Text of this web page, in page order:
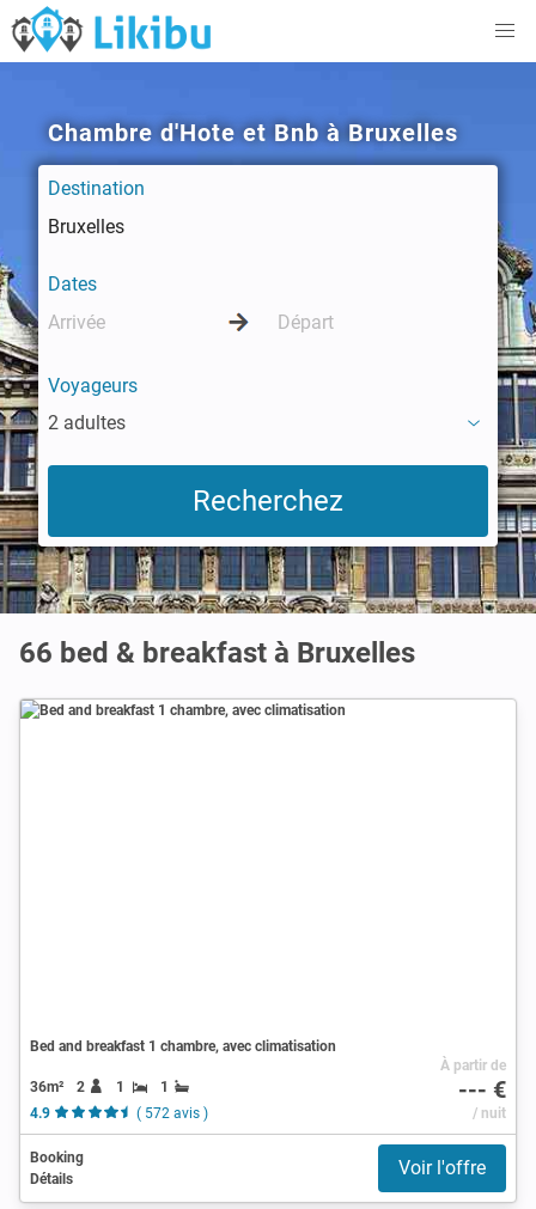
Chambre d'Hote et Bnb à Bruxelles
Destination
Dates
Voyageurs
2 adultes
66 bed & breakfast à Bruxelles
Bed and breakfast 1 chambre, avec climatisation
36m² 2 1
1
4.9
( 572 avis )
À partir de
--- €
/ nuit
Booking
Détails
Voir l'offre